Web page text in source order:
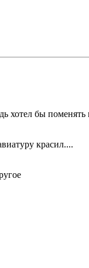
хотел бы
красил....